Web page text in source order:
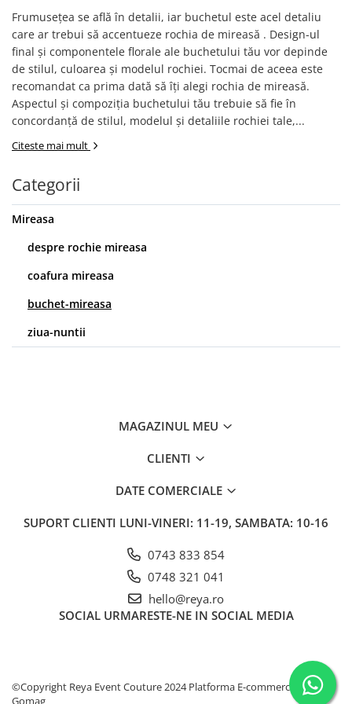
Frumuseţea se află în detalii, iar buchetul este acel detaliu
care ar trebui să accentueze rochia de mireasă . Design-ul
final şi componentele florale ale buchetului tău vor depinde
de stilul, culoarea şi modelul rochiei. Tocmai de aceea este
recomandat ca prima dată să îţi alegi rochia de mireasă.
Aspectul şi compoziţia buchetului tău trebuie să fie în
concordanţă de stilul, modelul şi detaliile rochiei tale,...
Citeste mai mult
Categorii
Mireasa
despre rochie mireasa
coafura mireasa
buchet-mireasa
ziua-nuntii
MAGAZINUL MEU
CLIENTI
DATE COMERCIALE
SUPORT CLIENTI LUNI-VINERI: 11-19, SAMBATA: 10-16
0743 833 854
0748 321 041
hello@reya.ro
SOCIAL URMARESTE-NE IN SOCIAL MEDIA
©Copyright Reya Event Couture 2024Platforma E-commerce by
Gomag